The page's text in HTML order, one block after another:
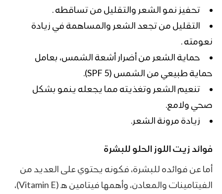
تحفيز نمو الشعر والتقليل من تساقطه .
التقليل من تجعد الشعر والمساهمة في زيادة
نعومته .
حماية الشعر من أضرار أشعة الشمس، بعامل
حماية طبيعي من الشمس (SPF 5).
تنعيم الشعر وتغذيته مما يجعله ينمو بشكل
صحي ولامع.
زيادة مرونة الشعر.
فوائد زيت اللوز الحلو للبشرة
أما عن فوائده للبشرة، فكونه يحتوي على العديد من
الفيتامينات والمعادن، وأهمها فيتامين هـ (Vitamin E)،